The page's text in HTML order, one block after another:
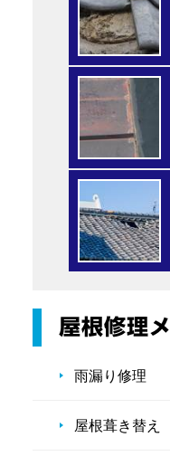
雨漏り修理
屋根葺き替え